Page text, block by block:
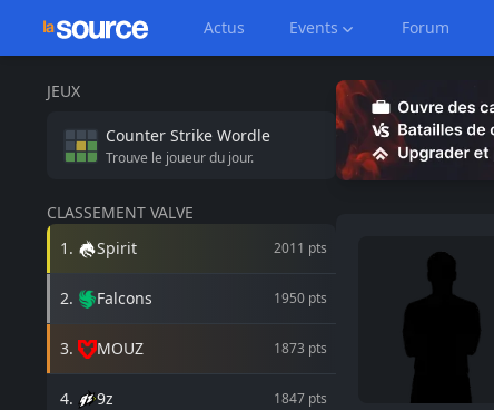
Actus Events Forum
JEUX
Counter Strike Wordle
Trouve le joueur du jour.
CLASSEMENT VALVE
1 . Spirit 2011 pts
2. Falcons 1950 pts
3. MOUZ 1873 pts
4. 9z 1847 pts